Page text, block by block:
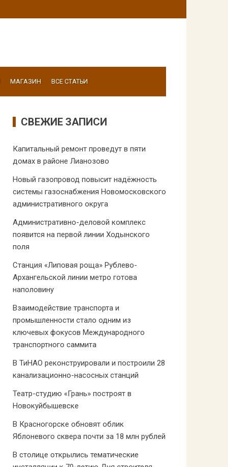
МАГАЗИН ВСЕ СТАТЬИ
СВЕЖИЕ ЗАПИСИ
Капитальный ремонт проведут в пяти
домах в районе Лианозово
Новый газопровод повысит надёжность
системы газоснабжения Новомосковского
административного округа
Административно-деловой комплекс
появится на первой линии Ходынского
поля
Станция «Липовая роща» Рублево-
Архангельской линии метро готова
наполовину
Взаимодействие транспорта и
промышленности стало одним из
ключевых фокусов Международного
транспортного саммита
В ТиНАО реконструировали и построили 28
канализационно-насосных станций
Театр-студию «Грань» построят в
Новокуйбышевске
В Красногорске обновят облик
Яблоневого сквера почти за 18 млн рублей
В столице открылись тематические